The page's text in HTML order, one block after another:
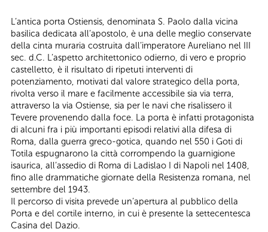
L’antica porta Ostiensis, denominata S. Paolo dalla vicina
basilica dedicata all’apostolo, è una delle meglio conservate
della cinta muraria costruita dall’imperatore Aureliano nel III
sec. d.C. L’aspetto architettonico odierno, di vero e proprio
castelletto, è il risultato di ripetuti interventi di
potenziamento, motivati dal valore strategico della porta,
rivolta verso il mare e facilmente accessibile sia via terra,
attraverso la via Ostiense, sia per le navi che risalissero il
Tevere provenendo dalla foce. La porta è infatti protagonista
di alcuni fra i più importanti episodi relativi alla difesa di
Roma, dalla guerra greco-gotica, quando nel 550 i Goti di
Totila espugnarono la città corrompendo la guarnigione
isaurica, all’assedio di Roma di Ladislao I di Napoli nel 1408,
fino alle drammatiche giornate della Resistenza romana, nel
settembre del 1943.
Il percorso di visita prevede un’apertura al pubblico della
Porta e del cortile interno, in cui è presente la settecentesca
Casina del Dazio.